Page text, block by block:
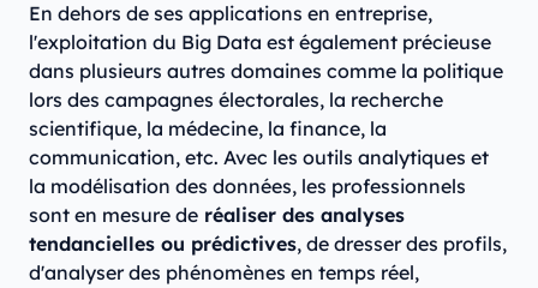
En dehors de ses applications en entreprise,
l'exploitation du Big Data est également précieuse
dans plusieurs autres domaines comme la politique
lors des campagnes électorales, la recherche
scientifique, la médecine, la finance, la
communication, etc. Avec les outils analytiques et
la modélisation des données, les professionnels
sont en mesure de réaliser des analyses
tendancielles ou prédictives, de dresser des profils,
d'analyser des phénomènes en temps réel,